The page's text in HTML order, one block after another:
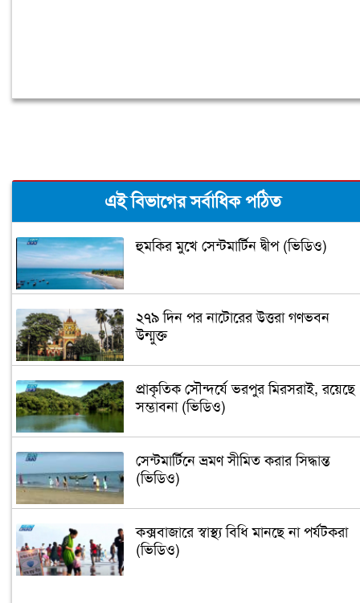
এই বিভাগের সর্বাধিক পঠিত
হুমকির মুখে সেন্টমার্টিন দ্বীপ (ভিডিও)
২৭৯ দিন পর নাটোরের উত্তরা গণভবন
উন্মুক্ত
প্রাকৃতিক সৌন্দর্যে ভরপুর মিরসরাই, রয়েছে
সম্ভাবনা (ভিডিও)
সেন্টমার্টিনে ভ্রমণ সীমিত করার সিদ্ধান্ত
(ভিডিও)
কক্সবাজারে স্বাস্থ্য বিধি মানছে না পর্যটকরা
(ভিডিও)